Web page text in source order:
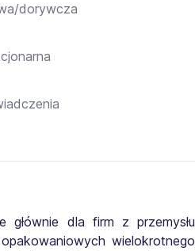
dorywcza
dla firm z przemysłu
wielokrotnego